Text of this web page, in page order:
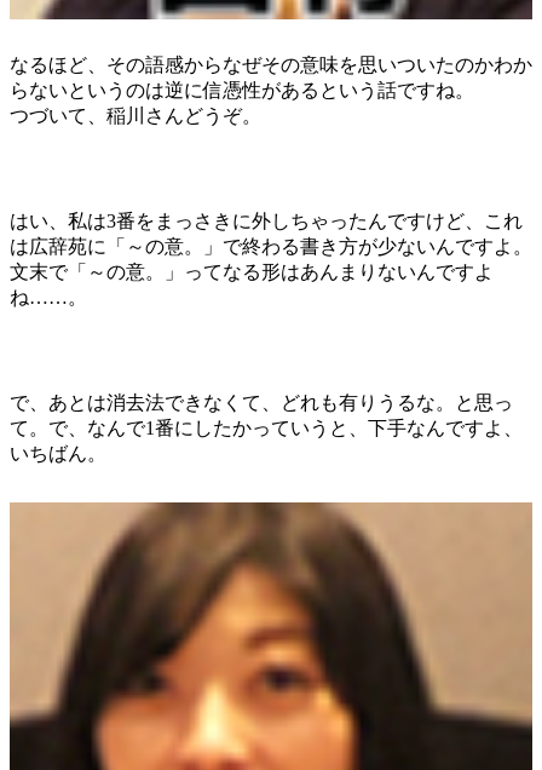
なるほど、その語感からなぜその意味を思いついたのかわか
らないというのは逆に信憑性があるという話ですね。
つづいて、稲川さんどうぞ。
はい、私は3番をまっさきに外しちゃったんですけど、これ
は広辞苑に「～の意。」で終わる書き方が少ないんですよ。
文末で「～の意。」ってなる形はあんまりないんですよ
ね……。
で、あとは消去法できなくて、どれも有りうるな。と思っ
て。で、なんで1番にしたかっていうと、下手なんですよ、
いちばん。